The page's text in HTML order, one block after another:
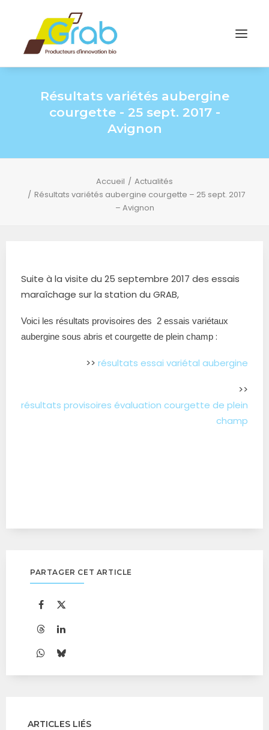
Résultats variétés aubergine
courgette - 25 sept. 2017 -
Avignon
Accueil
Actualités
Résultats variétés aubergine courgette – 25 sept. 2017
– Avignon
Suite à la visite du 25 septembre 2017 des essais
maraîchage sur la station du GRAB,
Voici les résultats provisoires des 2 essais variétaux
aubergine sous abris et courgette de plein champ :
>> résultats essai variétal aubergine
>>
résultats provisoires évaluation courgette de plein
champ
PARTAGER CET ARTICLE
ARTICLES LIÉS